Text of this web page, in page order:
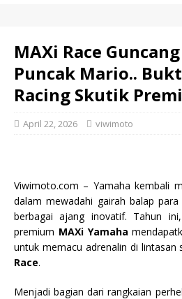
MAXi Race
Puncak Mario..
Racing Skutik
April 22, 2026 viwimoto
Viwimoto.com – Yamaha kembali
dalam mewadahi gairah balap
berbagai ajang inovatif. Tahun
premium MAXi Yamaha
untuk memacu adrenalin di lintasan
Race.
Menjadi bagian dari rangkaian